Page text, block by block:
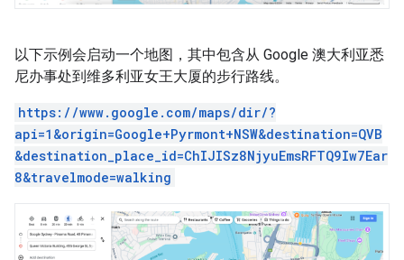
以下示例会启动一个地图，其中包含从 Google 澳大利亚悉
尼办事处到维多利亚女王大厦的步行路线。
https://www.google.com/maps/dir/?
api=1&origin=Google+Pyrmont+NSW&destination=QVB
&destination_place_id=ChIJISz8NjyuEmsRFTQ9Iw7Ear
8&travelmode=walking